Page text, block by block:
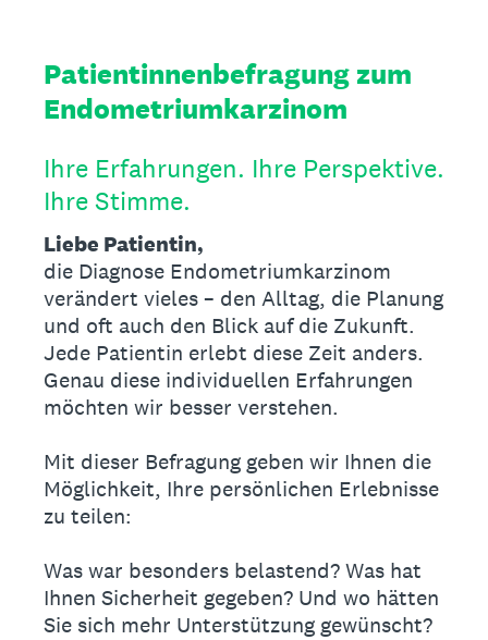
Patientinnenbefragung zum
Endometriumkarzinom
Ihre Erfahrungen. Ihre Perspektive.
Ihre Stimme.
Liebe Patientin,
die Diagnose Endometriumkarzinom
verändert vieles – den Alltag, die Planung
und oft auch den Blick auf die Zukunft.
Jede Patientin erlebt diese Zeit anders.
Genau diese individuellen Erfahrungen
möchten wir besser verstehen.
Mit dieser Befragung geben wir Ihnen die
Möglichkeit, Ihre persönlichen Erlebnisse
zu teilen:
Was war besonders belastend? Was hat
Ihnen Sicherheit gegeben? Und wo hätten
Sie sich mehr Unterstützung gewünscht?